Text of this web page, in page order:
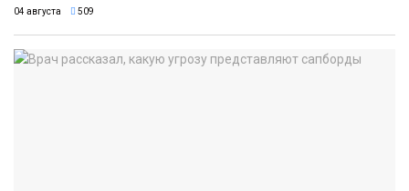
04 августа 509